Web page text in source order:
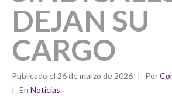
DEJAN SU
CARGO
Publicado el 26 de marzo de 2026 Por
En Noticias